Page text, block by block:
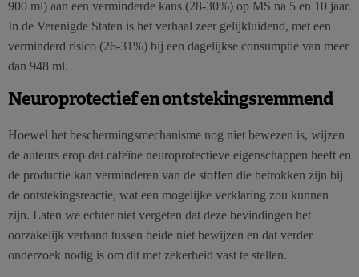
900 ml) aan een verminderde kans (28-30%) op MS na 5 en 10 jaar.
In de Verenigde Staten is het verhaal zeer gelijkluidend, met een
verminderd risico (26-31%) bij een dagelijkse consumptie van meer
dan 948 ml.
Neuroprotectief en ontstekingsremmend
Hoewel het beschermingsmechanisme nog niet bewezen is, wijzen
de auteurs erop dat cafeïne neuroprotectieve eigenschappen heeft en
de productie kan verminderen van de stoffen die betrokken zijn bij
de ontstekingsreactie, wat een mogelijke verklaring zou kunnen
zijn. Laten we echter niet vergeten dat deze bevindingen het
oorzakelijk verband tussen beide niet bewijzen en dat verder
onderzoek nodig is om dit met zekerheid vast te stellen.